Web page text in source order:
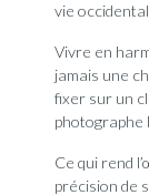
vie
Vivre en
jamais une
fixer sur un
photographe
Ce qui rend
précision de